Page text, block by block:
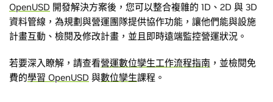
OpenUSD 開發解決方案後，您可以整合複雜的 1D、2D 與 3D
資料管線，為規劃與營運團隊提供協作功能，讓他們能與設施
計畫互動、檢閱及修改計畫，並且即時遠端監控營運狀況。
若要深入瞭解，請查看營運數位孿生工作流程指南 ，並檢閱免
費的學習 OpenUSD 與數位孿生課程。